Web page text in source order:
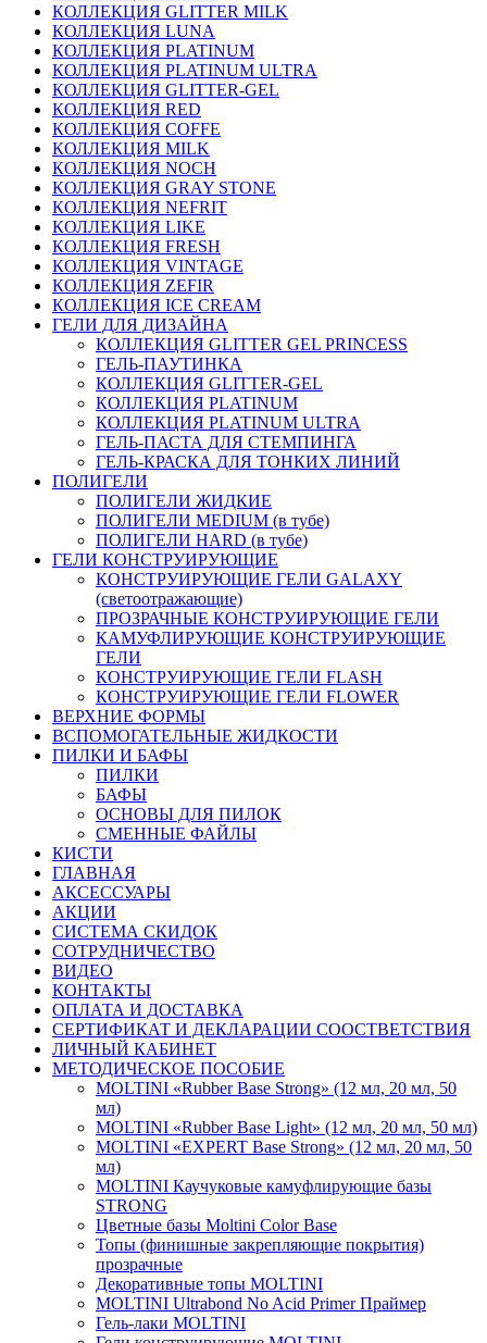
КОЛЛЕКЦИЯ GLITTER MILK
КОЛЛЕКЦИЯ LUNA
КОЛЛЕКЦИЯ PLATINUM
КОЛЛЕКЦИЯ PLATINUM ULTRA
КОЛЛЕКЦИЯ GLITTER-GEL
КОЛЛЕКЦИЯ RED
КОЛЛЕКЦИЯ COFFE
КОЛЛЕКЦИЯ MILK
КОЛЛЕКЦИЯ NOCH
КОЛЛЕКЦИЯ GRAY STONE
КОЛЛЕКЦИЯ NEFRIT
КОЛЛЕКЦИЯ LIKE
КОЛЛЕКЦИЯ FRESH
КОЛЛЕКЦИЯ VINTAGE
КОЛЛЕКЦИЯ ZEFIR
КОЛЛЕКЦИЯ ICE CREAM
ГЕЛИ ДЛЯ ДИЗАЙНА
КОЛЛЕКЦИЯ GLITTER GEL PRINCESS
ГЕЛЬ-ПАУТИНКА
КОЛЛЕКЦИЯ GLITTER-GEL
КОЛЛЕКЦИЯ PLATINUM
КОЛЛЕКЦИЯ PLATINUM ULTRA
ГЕЛЬ-ПАСТА ДЛЯ СТЕМПИНГА
ГЕЛЬ-КРАСКА ДЛЯ ТОНКИХ ЛИНИЙ
ПОЛИГЕЛИ
ПОЛИГЕЛИ ЖИДКИЕ
ПОЛИГЕЛИ MEDIUM (в тубе)
ПОЛИГЕЛИ HARD (в тубе)
ГЕЛИ КОНСТРУИРУЮЩИЕ
КОНСТРУИРУЮЩИЕ ГЕЛИ GALAXY
(светоотражающие)
ПРОЗРАЧНЫЕ КОНСТРУИРУЮЩИЕ ГЕЛИ
КАМУФЛИРУЮЩИЕ КОНСТРУИРУЮЩИЕ
ГЕЛИ
КОНСТРУИРУЮЩИЕ ГЕЛИ FLASH
КОНСТРУИРУЮЩИЕ ГЕЛИ FLOWER
ВЕРХНИЕ ФОРМЫ
ВСПОМОГАТЕЛЬНЫЕ ЖИДКОСТИ
ПИЛКИ И БАФЫ
ПИЛКИ
БАФЫ
ОСНОВЫ ДЛЯ ПИЛОК
СМЕННЫЕ ФАЙЛЫ
КИСТИ
ГЛАВНАЯ
АКСЕССУАРЫ
АКЦИИ
СИСТЕМА СКИДОК
СОТРУДНИЧЕСТВО
ВИДЕО
КОНТАКТЫ
ОПЛАТА И ДОСТАВКА
СЕРТИФИКАТ И ДЕКЛАРАЦИИ СООСТВЕТСТВИЯ
ЛИЧНЫЙ КАБИНЕТ
МЕТОДИЧЕСКОЕ ПОСОБИЕ
MOLTINI «Rubber Base Strong» (12 мл, 20 мл, 50
мл)
MOLTINI «Rubber Base Light» (12 мл, 20 мл, 50 мл)
MOLTINI «EXPERT Base Strong» (12 мл, 20 мл, 50
мл)
MOLTINI Каучуковые камуфлирующие базы
STRONG
Цветные базы Moltini Color Base
Топы (финишные закрепляющие покрытия)
прозрачные
Декоративные топы MOLTINI
MOLTINI Ultrabond No Acid Primer Праймер
Гель-лаки MOLTINI